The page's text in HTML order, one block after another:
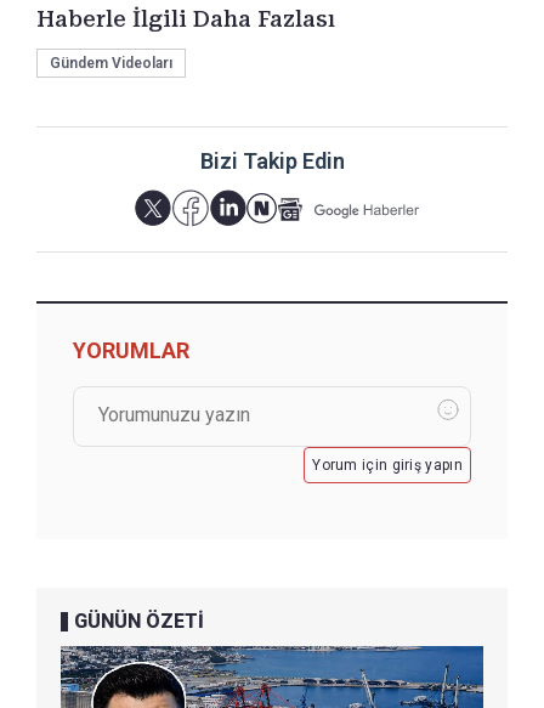
Haberle İlgili Daha Fazlası
Gündem Videoları
Bizi Takip Edin
YORUMLAR
Yorum için giriş yapın
GÜNÜN ÖZETİ